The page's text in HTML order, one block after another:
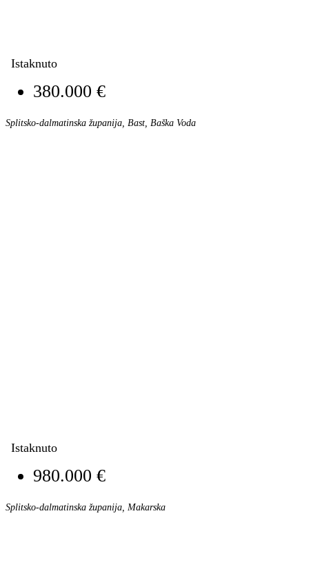
Istaknuto
380.000 €
Splitsko-dalmatinska županija, Bast, Baška Voda
Istaknuto
980.000 €
Splitsko-dalmatinska županija, Makarska